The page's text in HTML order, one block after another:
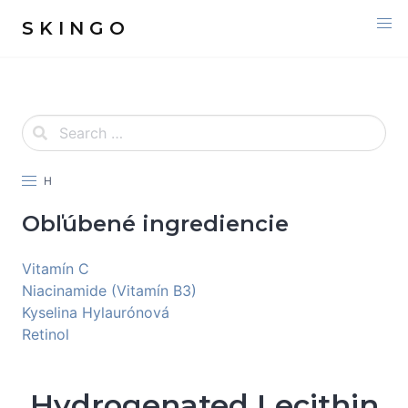
S K I N G O
H
Obľúbené ingrediencie
Vitamín C
Niacinamide (Vitamín B3)
Kyselina Hylaurónová
Retinol